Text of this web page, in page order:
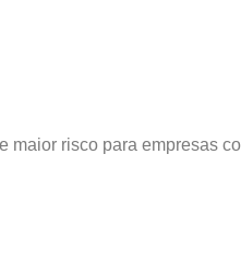
maior risco para empresas